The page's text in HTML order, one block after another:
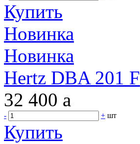
Купить
Новинка
Новинка
Hertz DBA 201 F
32 400 a
- + шт
Купить